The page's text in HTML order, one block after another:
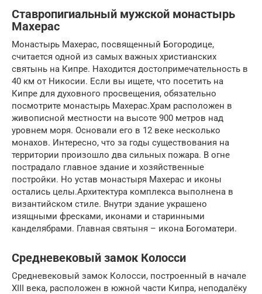
Ставропигиальный мужской монастырь
Махерас
Монастырь Махерас, посвященный Богородице,
считается одной из самых важных христианских
святынь на Кипре. Находится достопримечательность в
40 км от Никосии. Если вы ищете, что посетить на
Кипре для духовного просвещения, обязательно
посмотрите монастырь Махерас.Храм расположен в
живописной местности на высоте 900 метров над
уровнем моря. Основали его в 12 веке несколько
монахов. Интересно, что за годы существования на
территории произошло два сильных пожара. В огне
пострадало главное здание и хозяйственные
постройки. Но устав монастыря Махерас и иконы
остались целы.Архитектура комплекса выполнена в
византийском стиле. Внутри здание украшено
изящными фресками, иконами и старинными
канделябрами. Главная святыня – икона Богоматери.
Средневековый замок Колосси
Средневековый замок Колосси, построенный в начале
XIII века, расположен в южной части Кипра, неподалёку